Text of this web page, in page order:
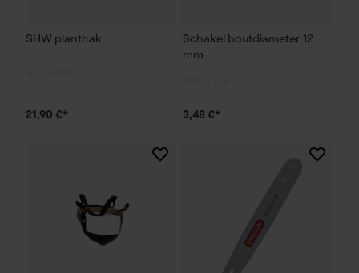
SHW planthak
21,90 €*
Schakel boutdiameter 12
mm
3,48 €*